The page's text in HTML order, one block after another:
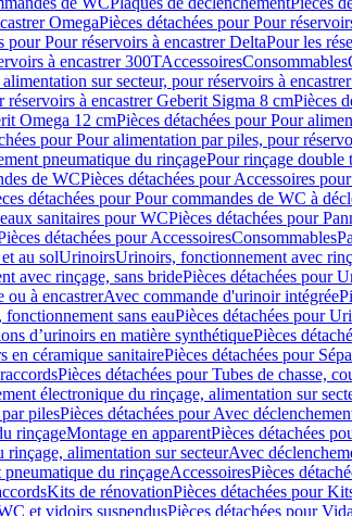
OmegaPièces détachées pour Pour
pour Pour réservoirs à encastrer DeltaPour les
à encastrer 300TAccessoiresConsommables
sur secteur, pour réservoirs à
à encastrer Geberit Sigma 8 cmPièces
Omega 12 cmPièces détachées pour Pour
pour Pour alimentation par piles, pour
pneumatique du rinçagePour rinçage double
de WCPièces détachées pour Accessoires
détachées pour Pour commandes de WC à
sanitaires pour WCPièces détachées pour
détachées pour AccessoiresConsommables
au solUrinoirsUrinoirs, fonctionnement avec
avec rinçage, sans bridePièces détachées pour
ou à encastrerAvec commande d'urinoir intégrée
sans eauPièces détachées pour
d’urinoirs en matière synthétiquePièces
en céramique sanitairePièces détachées pour
Pièces détachées pour Tubes de chasse,
électronique du rinçage, alimentation sur
pilesPièces détachées pour Avec
rinçageMontage en apparentPièces détachées
rinçage, alimentation sur secteurAvec
du rinçageAccessoiresPièces
Kits de rénovationPièces détachées pour
et vidoirs suspendusPièces détachées pour